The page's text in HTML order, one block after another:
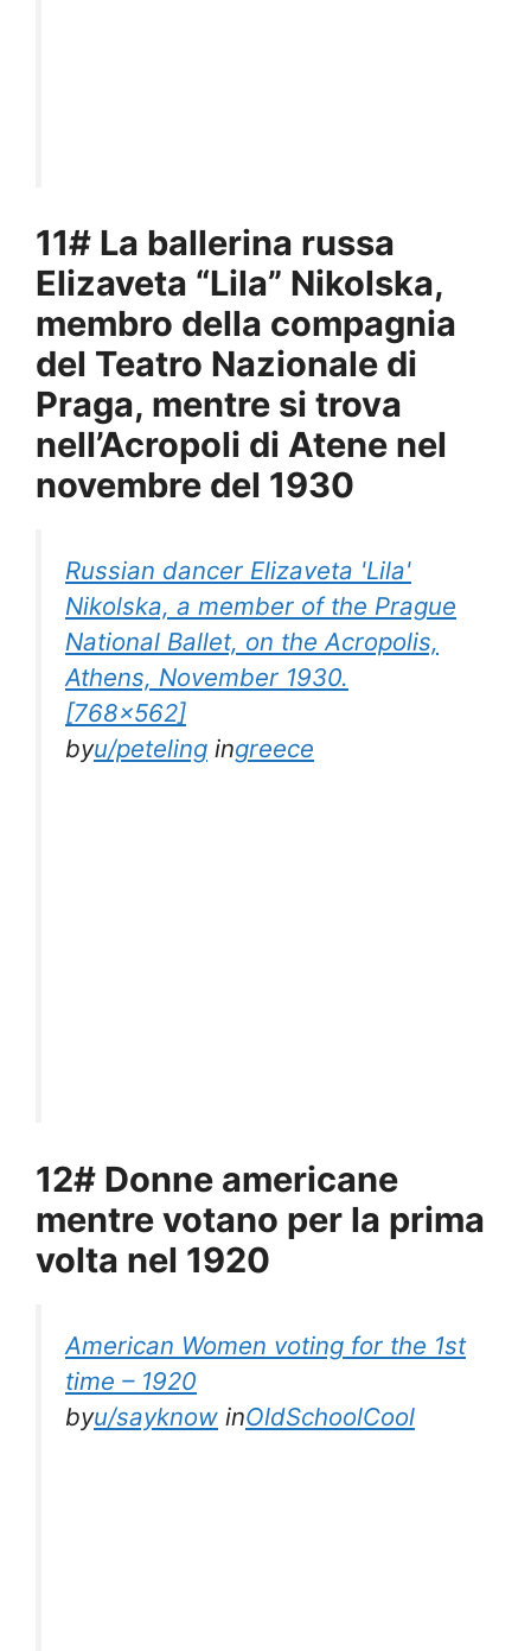
11# La ballerina russa
Elizaveta “Lila” Nikolska,
membro della compagnia
del Teatro Nazionale di
Praga, mentre si trova
nell’Acropoli di Atene nel
novembre del 1930
Russian dancer Elizaveta 'Lila'
Nikolska, a member of the Prague
National Ballet, on the Acropolis,
Athens, November 1930.
[768×562]
byu/peteling ingreece
12# Donne americane
mentre votano per la prima
volta nel 1920
American Women voting for the 1st
time – 1920
byu/sayknow inOldSchoolCool